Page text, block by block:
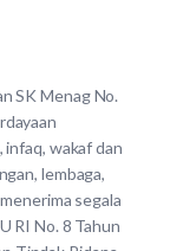
SK Menag No.
infaq, wakaf dan
lembaga,
segala
RI No. 8 Tahun